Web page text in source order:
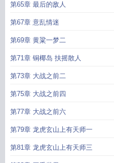
第65章 最后的敌人
第67章 意乱情迷
第69章 黄粱一梦二
第71章 铜椰岛 扶摇散人
第73章 大战之前二
第75章 大战之前四
第77章 大战之前六
第79章 龙虎玄山上有天师一
第81章 龙虎玄山上有天师三